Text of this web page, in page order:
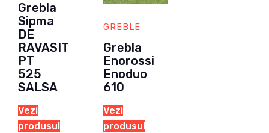
Grebla
Sipma
DE
RAVASIT
PT
525
SALSA
Vezi
produsul
GREBLE
Grebla
Enorossi
Enoduo
610
Vezi
produsul